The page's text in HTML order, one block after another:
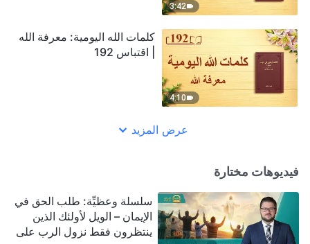
3:42
4:10
كلمات الله اليومية: معرفة الله
| اقتباس 192
عرض المزيد
فيديوهات مختارة
سلسلة وعظيِّة: طلب الحق في
الإيمان – الويل لأولئك الذين
ينتظرون فقط نزول الرب على